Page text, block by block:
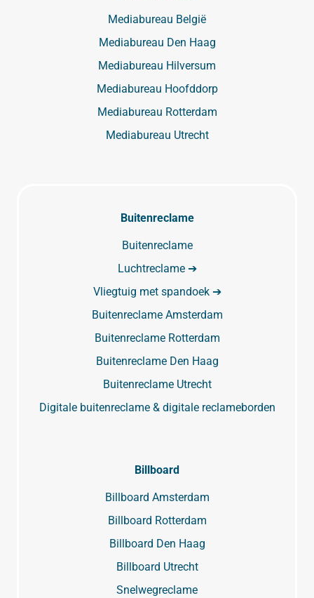
Mediabureau België
Mediabureau Den Haag
Mediabureau Hilversum
Mediabureau Hoofddorp
Mediabureau Rotterdam
Mediabureau Utrecht
Buitenreclame
Buitenreclame
Luchtreclame ➔
Vliegtuig met spandoek ➔
Buitenreclame Amsterdam
Buitenreclame Rotterdam
Buitenreclame Den Haag
Buitenreclame Utrecht
Digitale buitenreclame & digitale reclameborden
Billboard
Billboard Amsterdam
Billboard Rotterdam
Billboard Den Haag
Billboard Utrecht
Snelwegreclame